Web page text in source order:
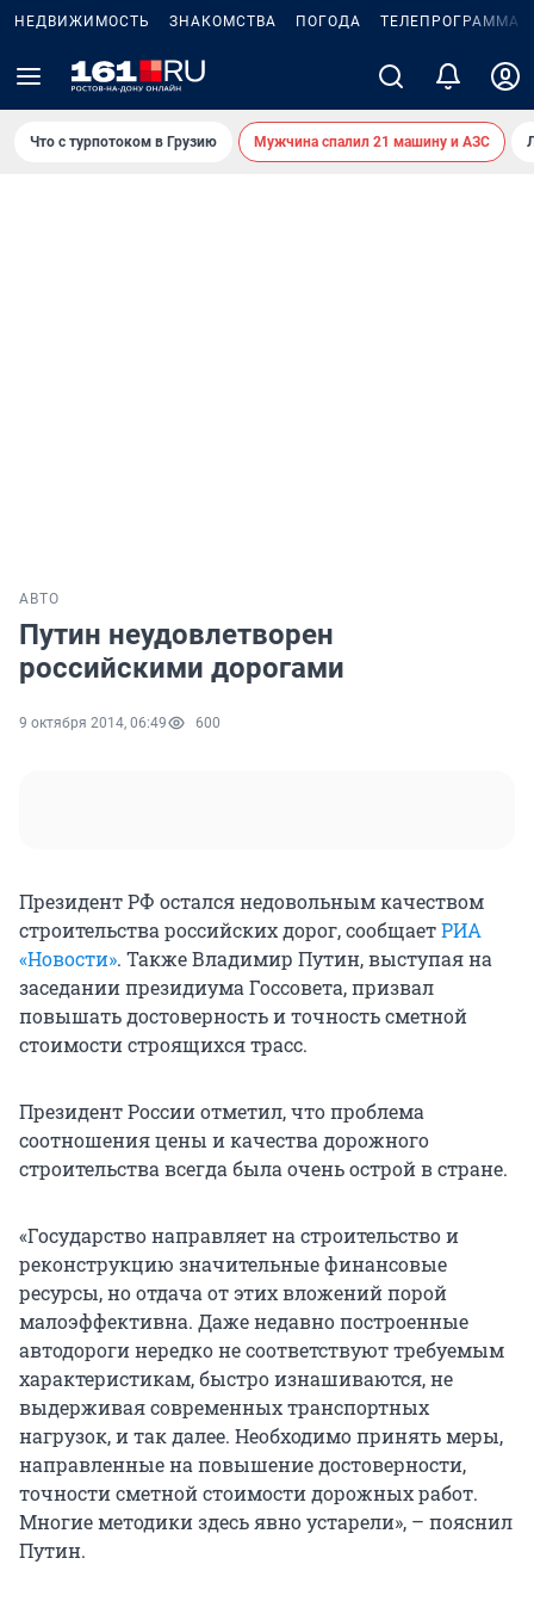
НЕДВИЖИМОСТЬ ЗНАКОМСТВА ПОГОДА ТЕЛЕПРОГРАММА
Что с турпотоком в Грузию Мужчина спалил 21 машину и АЗС
АВТО
Путин неудовлетворен
российскими дорогами
9 октября 2014, 06:49 600
Президент РФ остался недовольным качеством
строительства российских дорог, сообщаетРИА
«Новости». Также Владимир Путин, выступая на
заседании президиума Госсовета, призвал
повышать достоверность и точность сметной
стоимости строящихся трасс.
Президент России отметил, что проблема
соотношения цены и качества дорожного
строительства всегда была очень острой в стране.
«Государство направляет на строительство и
реконструкцию значительные финансовые
ресурсы, но отдача от этих вложений порой
малоэффективна. Даже недавно построенные
автодороги нередко не соответствуют требуемым
характеристикам, быстро изнашиваются, не
выдерживая современных транспортных
нагрузок, и так далее. Необходимо принять меры,
направленные на повышение достоверности,
точности сметной стоимости дорожных работ.
Многие методики здесь явно устарели», – пояснил
Путин.